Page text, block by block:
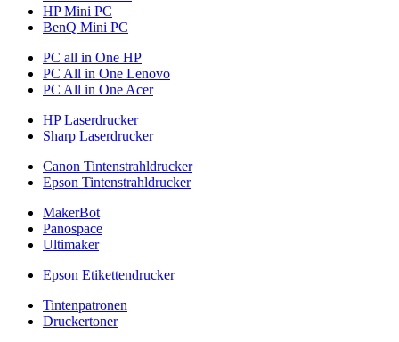
HP Mini PC
BenQ Mini PC
PC all in One HP
PC All in One Lenovo
PC All in One Acer
HP Laserdrucker
Sharp Laserdrucker
Canon Tintenstrahldrucker
Epson Tintenstrahldrucker
MakerBot
Panospace
Ultimaker
Epson Etikettendrucker
Tintenpatronen
Druckertoner